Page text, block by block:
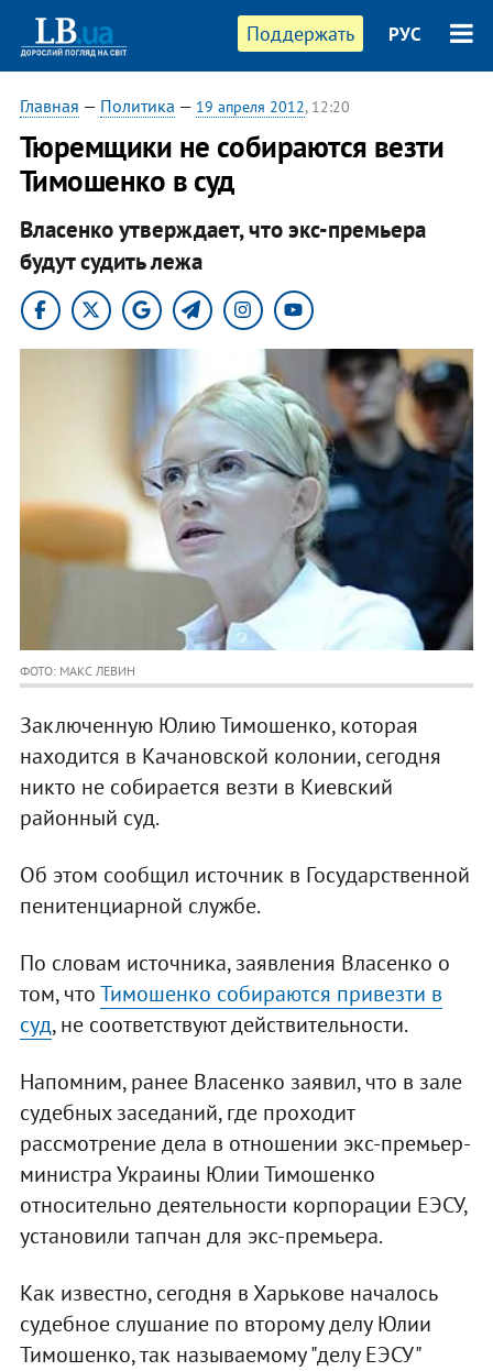
Поддержать РУС
Главная — Политика — 19 апреля 2012, 12:20
Тюремщики не собираются везти
Тимошенко в суд
Власенко утверждает, что экс-премьера
будут судить лежа
ФОТО: МАКС ЛЕВИН
Заключенную Юлию Тимошенко, которая
находится в Качановской колонии, сегодня
никто не собирается везти в Киевский
районный суд.
Об этом сообщил источник в Государственной
пенитенциарной службе.
По словам источника, заявления Власенко о
том, чтоТимошенко собираются привезти в
суд, не соответствуют действительности.
Напомним, ранее Власенко заявил, что в зале
судебных заседаний, где проходит
рассмотрение дела в отношении экс-премьер-
министра Украины Юлии Тимошенко
относительно деятельности корпорации ЕЭСУ,
установили тапчан для экс-премьера.
Как известно, сегодня в Харькове началось
судебное слушание по второму делу Юлии
Тимошенко, так называемому "делу ЕЭСУ"